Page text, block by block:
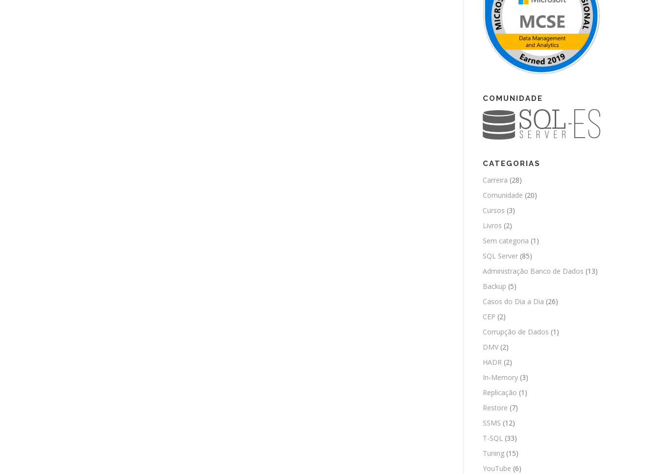
COMUNIDADE
CATEGORIAS
Carreira (28)
Comunidade (20)
Cursos (3)
Livros (2)
Sem categoria (1)
SQL Server (85)
Administração Banco de Dados (13)
Backup (5)
Casos do Dia a Dia (26)
CEP (2)
Corrupção de Dados (1)
DMV (2)
HADR (2)
In-Memory (3)
Replicação (1)
Restore (7)
SSMS (12)
T-SQL (33)
Tuning (15)
YouTube (6)